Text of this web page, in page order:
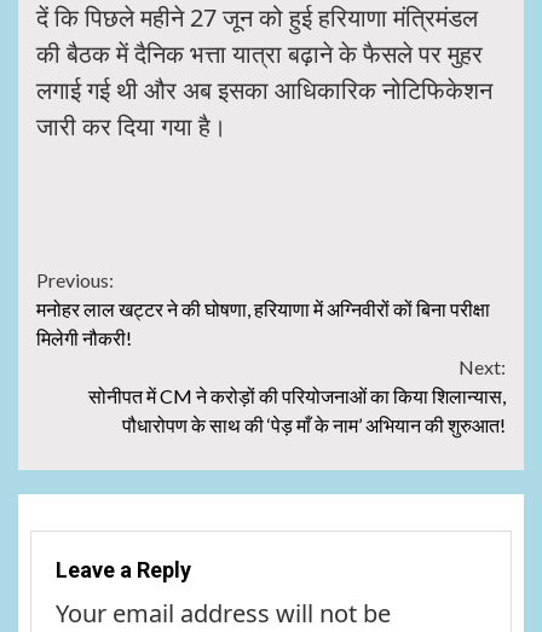
दें कि पिछले महीने 27 जून को हुई हरियाणा मंत्रिमंडल
की बैठक में दैनिक भत्ता यात्रा बढ़ाने के फैसले पर मुहर
लगाई गई थी और अब इसका आधिकारिक नोटिफिकेशन
जारी कर दिया गया है।
Continue
Reading
Previous:
मनोहर लाल खट्टर ने की घोषणा, हरियाणा में अग्निवीरों कों बिना परीक्षा
मिलेगी नौकरी!
Next:
सोनीपत में CM ने करोड़ों की परियोजनाओं का किया शिलान्यास,
पौधारोपण के साथ की ‘पेड़ माँ के नाम’ अभियान की शुरुआत!
Leave a Reply
Your email address will not be